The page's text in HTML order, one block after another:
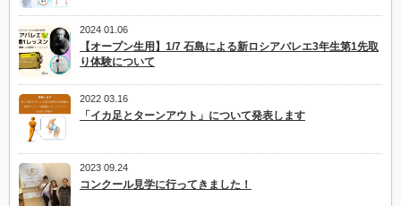
2024 01.06
【オープン生用】1/7 石島による新ロシアバレエ3年生第1先取
り体験について
2022 03.16
「イカ足とターンアウト」について発表します
2023 09.24
コンクール見学に行ってきました！